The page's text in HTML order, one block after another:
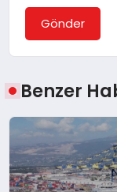
Gönder
Benzer